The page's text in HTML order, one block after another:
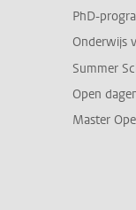
PhD-
Onderwijs
Summer
Open
Master